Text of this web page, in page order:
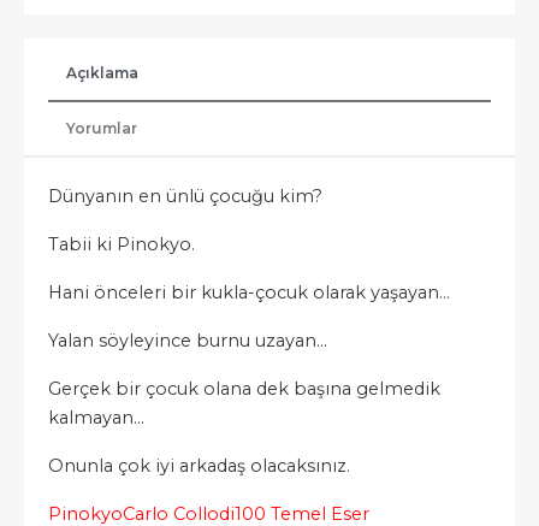
Açıklama
Yorumlar
Dünyanın en ünlü çocuğu kim?
Tabii ki Pinokyo.
Hani önceleri bir kukla-çocuk olarak yaşayan...
Yalan söyleyince burnu uzayan...
Gerçek bir çocuk olana dek başına gelmedik
kalmayan...
Onunla çok iyi arkadaş olacaksınız.
PinokyoCarlo Collodi100 Temel Eser